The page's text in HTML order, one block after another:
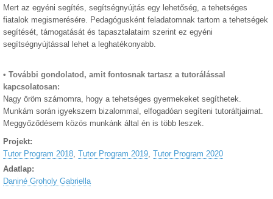
Mert az egyéni segítés, segítségnyújtás egy lehetőség, a tehetséges
fiatalok megismerésére. Pedagógusként feladatomnak tartom a tehetségek
segítését, támogatását és tapasztalataim szerint ez egyéni
segítségnyújtással lehet a leghatékonyabb.
• További gondolatod, amit fontosnak tartasz a tutorálással
kapcsolatosan:
Nagy öröm számomra, hogy a tehetséges gyermekeket segíthetek.
Munkám során igyekszem bizalommal, elfogadóan segíteni tutoráltjaimat.
Meggyőződésem közös munkánk által én is több leszek.
Projekt:
Tutor Program 2018, Tutor Program 2019, Tutor Program 2020
Adatlap:
Daniné Groholy Gabriella